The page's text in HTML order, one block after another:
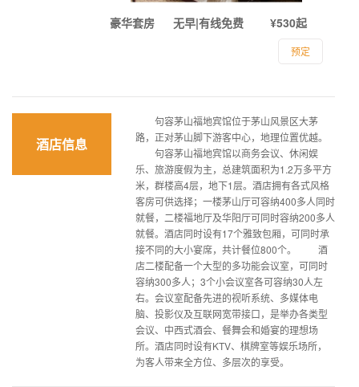
豪华套房 ¥530起
无早|有线免费
预定
酒店信息
句容茅山福地宾馆位于茅山风景区大茅
路，正对茅山脚下游客中心，地理位置优越。
句容茅山福地宾馆以商务会议、休闲娱
乐、旅游度假为主，总建筑面积为1.2万多平方
米，群楼高4层，地下1层。酒店拥有各式风格
客房可供选择；一楼茅山厅可容纳400多人同时
就餐，二楼福地厅及华阳厅可同时容纳200多人
就餐。酒店同时设有17个雅致包厢，可同时承
接不同的大小宴席，共计餐位800个。 酒
店二楼配备一个大型的多功能会议室，可同时
容纳300多人；3个小会议室各可容纳30人左
右。会议室配备先进的视听系统、多媒体电
脑、投影仪及互联网宽带接口，是举办各类型
会议、中西式酒会、餐舞会和婚宴的理想场
所。酒店同时设有KTV、棋牌室等娱乐场所，
为客人带来全方位、多层次的享受。